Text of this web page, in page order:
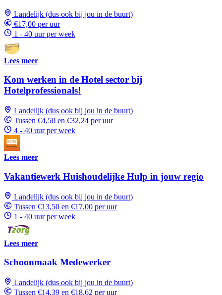
Landelijk (dus ook bij jou in de buurt)
€17,00 per uur
1 - 40 uur per week
Lees meer
Kom werken in de Hotel sector bij
Hotelprofessionals!
Landelijk (dus ook bij jou in de buurt)
Tussen €4,50 en €32,24 per uur
4 - 40 uur per week
Lees meer
Vakantiewerk Huishoudelijke Hulp in jouw regio
Landelijk (dus ook bij jou in de buurt)
Tussen €13,50 en €17,00 per uur
1 - 40 uur per week
Lees meer
Schoonmaak Medewerker
Landelijk (dus ook bij jou in de buurt)
Tussen €14,39 en €18,62 per uur